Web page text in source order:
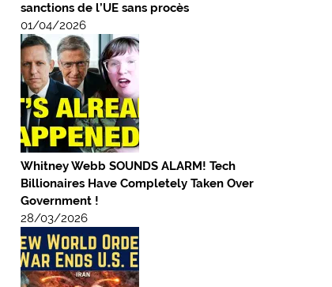
sanctions de l’UE sans procès
01/04/2026
Whitney Webb SOUNDS ALARM! Tech
Billionaires Have Completely Taken Over
Government !
28/03/2026